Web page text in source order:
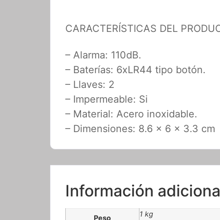
CARACTERÍSTICAS DEL
– Alarma: 110dB.
– Baterías: 6xLR44 tipo botón.
– Llaves: 2
– Impermeable: Si
– Material: Acero inoxidable.
– Dimensiones: 8.6 x 6 x 3.3 cm
Información
Peso 1 kg